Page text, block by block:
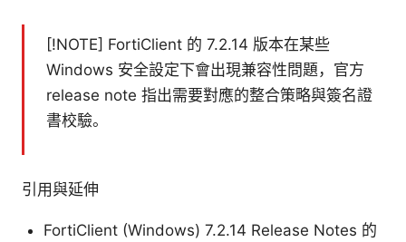
[!NOTE] FortiClient 的 7.2.14 版本在某些
Windows 安全設定下會出現兼容性問題，官方
release note 指出需要對應的整合策略與簽名證
書校驗。
引用與延伸
FortiClient (Windows) 7.2.14 Release Notes 的